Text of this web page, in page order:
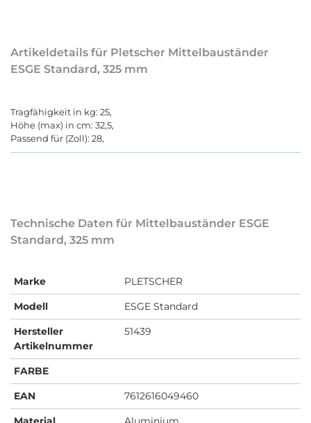
Artikeldetails für Pletscher Mittelbauständer
ESGE Standard, 325 mm
Tragfähigkeit in kg: 25,
Höhe (max) in cm: 32,5,
Passend für (Zoll): 28,
Technische Daten für Mittelbauständer ESGE
Standard, 325 mm
Marke
PLETSCHER
Modell
ESGE Standard
Hersteller
Artikelnummer
51439
FARBE
EAN
7612616049460